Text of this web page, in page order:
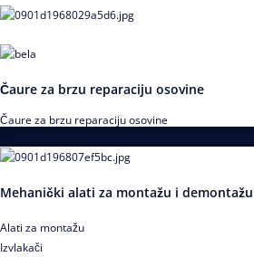
Čaure za brzu reparaciju osovine
Čaure za brzu reparaciju osovine
Mehanički alati za montažu i demontažu
Alati za montažu
Izvlakači